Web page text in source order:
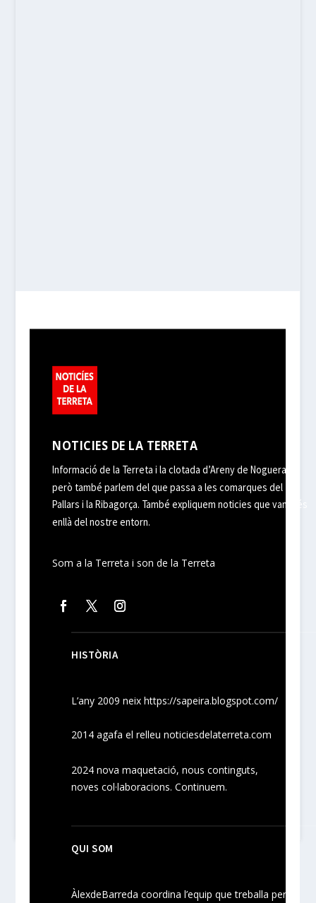
NOTICIES DE LA TERRETA
Informació de la Terreta i la clotada d’Areny de Noguera,
però també parlem del que passa a les comarques del
Pallars i la Ribagorça. També expliquem noticies que van més
enllà del nostre entorn.
Som a la Terreta i son de la Terreta
HISTÒRIA
L’any 2009 neixhttps://sapeira.blogspot.com/
2014 agafa el relleu noticiesdelaterreta.com
2024nova maquetació, nouscontinguts,
novescol·laboracions. Continuem.
QUI SOM
ÀlexdeBarreda coordina l’equip que treballa per